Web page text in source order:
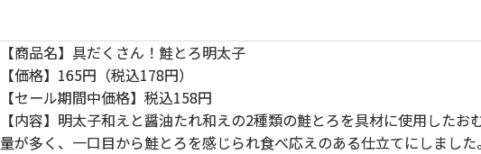
【商品名】具だくさん！鮭とろ明太子
【価格】165円（税込178円）
【セール期間中価格】税込158円
【内容】明太子和えと醤油たれ和えの2種類の鮭とろを具材に使用したお
量が多く、一口目から鮭とろを感じられ食べ応えのある仕立てにしました